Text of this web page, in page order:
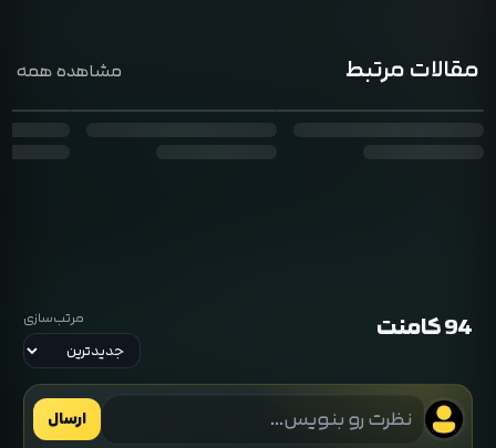
مقالات مرتبط مشاهده همه
94 کامنت مرتب‌سازی
ارسال